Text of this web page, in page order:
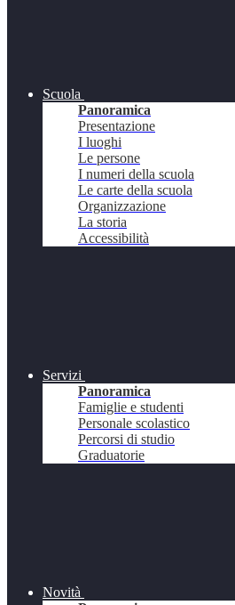
Scuola
Panoramica
Presentazione
I luoghi
Le persone
I numeri della scuola
Le carte della scuola
Organizzazione
La storia
Accessibilità
Servizi
Panoramica
Famiglie e studenti
Personale scolastico
Percorsi di studio
Graduatorie
Novità